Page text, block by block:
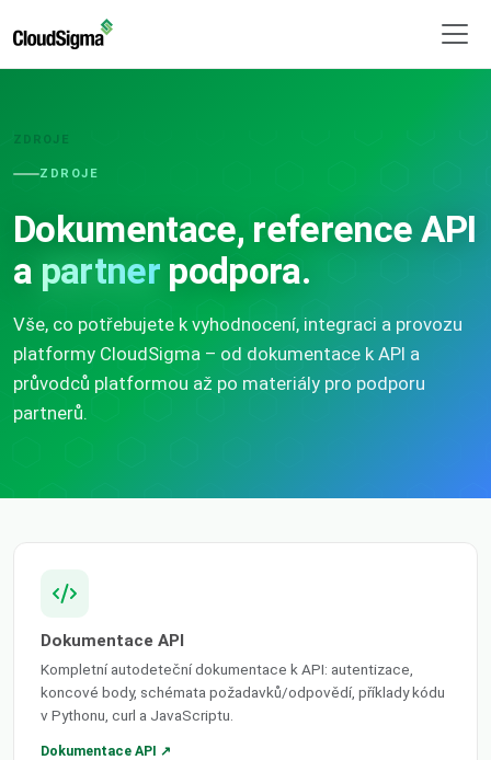
ZDROJE
ZDROJE
Dokumentace, reference API
a partnerpodpora.
Vše, co potřebujete k vyhodnocení, integraci a provozu
platformy CloudSigma – od dokumentace k API a
průvodců platformou až po materiály pro podporu
partnerů.
Dokumentace API
Kompletní autodeteční dokumentace k API: autentizace,
koncové body, schémata požadavků/odpovědí, příklady kódu
v Pythonu, curl a JavaScriptu.
Dokumentace API ↗